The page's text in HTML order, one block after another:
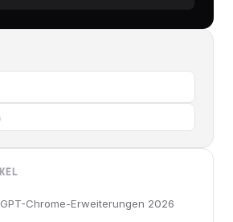
Chrome-Erweiterungen 2026